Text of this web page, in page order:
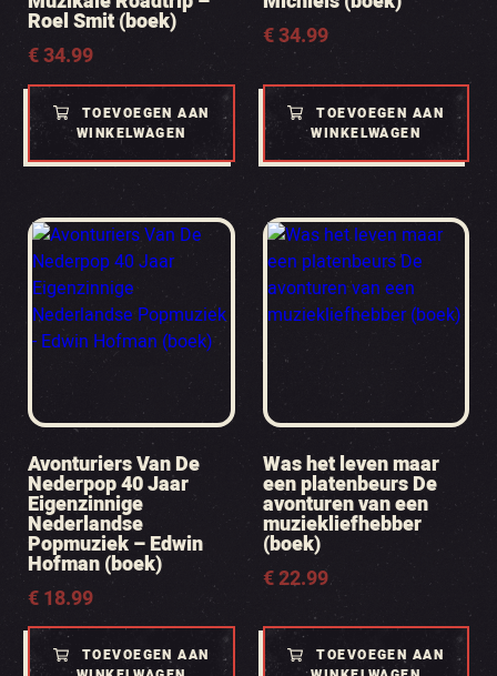
Roel Smit (boek)
€34.99
TOEVOEGEN AAN
WINKELWAGEN
€34.99
TOEVOEGEN AAN
WINKELWAGEN
Avonturiers Van De
Nederpop 40 Jaar
Eigenzinnige
Nederlandse
Popmuziek – Edwin
Hofman (boek)
€18.99
TOEVOEGEN AAN
Was het leven maar
een platenbeurs De
avonturen van een
muziekliefhebber
(boek)
€22.99
TOEVOEGEN AAN